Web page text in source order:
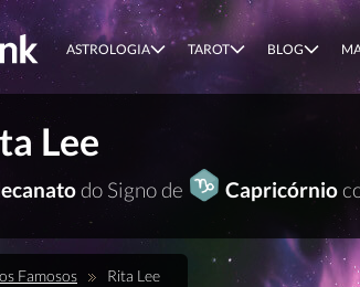
ASTROLOGIA TAROT BLOG
Lee
do Signo de Capricórnio
Famosos Rita Lee